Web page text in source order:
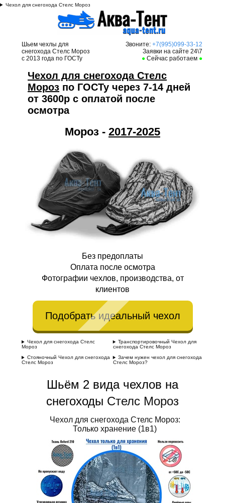
Чехол для снегохода Стелс Мороз
Шьем чехлы для
снегохода Стелс Мороз
с 2013 года по ГОСТу
Звоните:+7(995)099-33-12
Заявки на сайте 24\7
● Сейчас работаем ●
Чехол для снегохода Стелс
Мороз по ГОСТу через 7-14 дней
от 3600р с оплатой после
осмотра
Мороз - 2017-2025
Без предоплаты
Оплата после осмотра
Фотографии чехлов, производства, от
клиентов
Подобрать идеальный чехол
Чехол для снегохода Стелс
Мороз
Транспортировочный Чехол для
снегохода Стелс Мороз
Стояночный Чехол для снегохода
Стелс Мороз
Зачем нужен чехол для снегохода
Стелс Мороз?
Шьём 2 вида чехлов на
снегоходы Стелс Мороз
Чехол для снегохода Стелс Мороз:
Только хранение (1в1)